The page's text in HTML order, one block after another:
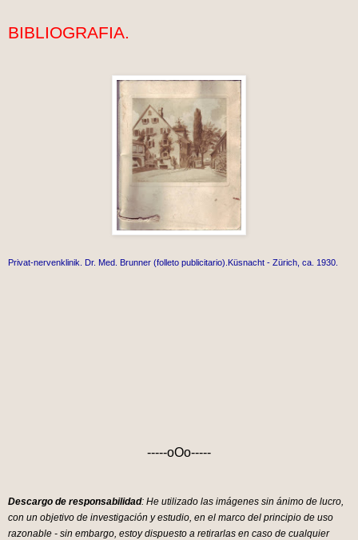
BIBLIOGRAFIA.
Privat-nervenklinik. Dr. Med. Brunner (folleto publicitario).Küsnacht - Zürich, ca. 1930.
-----oOo-----
Descargo de responsabilidad: He utilizado las imágenes sin ánimo de lucro,
con un objetivo de investigación y estudio, en el marco del principio de uso
razonable - sin embargo, estoy dispuesto a retirarlas en caso de cualquier